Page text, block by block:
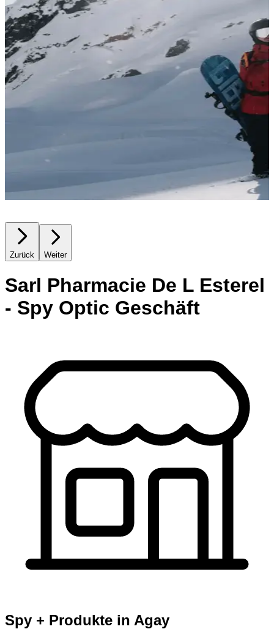
Zurück Weiter
Sarl Pharmacie De L Esterel
- Spy Optic Geschäft
Spy + Produkte in Agay